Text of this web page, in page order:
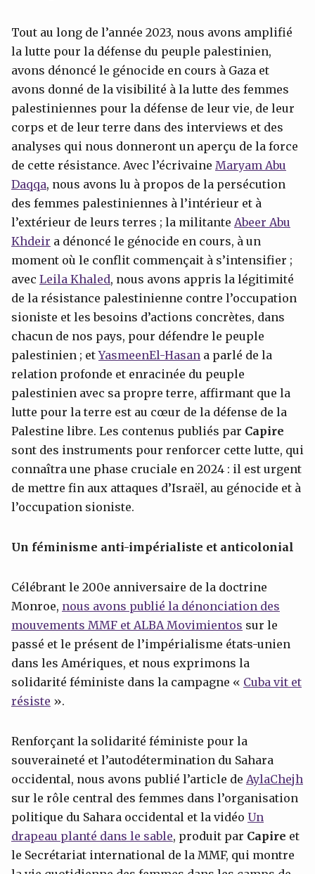
Tout au long de l’année 2023, nous avons amplifié
la lutte pour la défense du peuple palestinien,
avons dénoncé le génocide en cours à Gaza et
avons donné de la visibilité à la lutte des femmes
palestiniennes pour la défense de leur vie, de leur
corps et de leur terre dans des interviews et des
analyses qui nous donneront un aperçu de la force
de cette résistance. Avec l’écrivaine Maryam Abu
Daqqa, nous avons lu à propos de la persécution
des femmes palestiniennes à l’intérieur et à
l’extérieur de leurs terres ; la militante Abeer Abu
Khdeir a dénoncé le génocide en cours, à un
moment où le conflit commençait à s’intensifier ;
avec Leila Khaled, nous avons appris la légitimité
de la résistance palestinienne contre l’occupation
sioniste et les besoins d’actions concrètes, dans
chacun de nos pays, pour défendre le peuple
palestinien ; etYasmeenEl-Hasan a parlé de la
relation profonde et enracinée du peuple
palestinien avec sa propre terre, affirmant que la
lutte pour la terre est au cœur de la défense de la
Palestine libre. Les contenus publiés par Capire
sont des instruments pour renforcer cette lutte, qui
connaîtra une phase cruciale en 2024 : il est urgent
de mettre fin aux attaques d’Israël, au génocide et à
l’occupation sioniste.
Un féminisme anti-impérialiste et anticolonial
Célébrant le 200e anniversaire de la doctrine
Monroe, nous avons publié la dénonciation des
mouvements MMF et ALBA Movimientos sur le
passé et le présent de l’impérialisme états-unien
dans les Amériques, et nous exprimons la
solidarité féministe dans la campagne « Cuba vit et
résiste ».
Renforçant la solidarité féministe pour la
souveraineté et l’autodétermination du Sahara
occidental, nous avons publié l’article de AylaChejh
sur le rôle central des femmes dans l’organisation
politique du Sahara occidental et la vidéo Un
drapeau planté dans le sable, produit par Capire et
le Secrétariat international de la MMF, qui montre